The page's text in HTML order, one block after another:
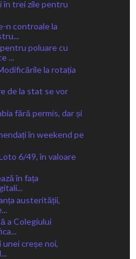
în trei zile pentru
n controale la
poluare cu
...
la rotația
de la stat se vor
fără permis, dar și
în weekend pe
6/49, în valoare
în fața
austerității,
a Colegiului
creșe noi,